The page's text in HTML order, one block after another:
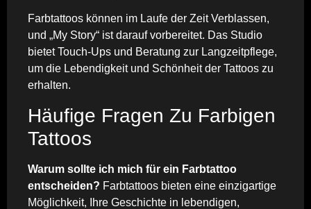
Farbtattoos können im Laufe der Zeit Verblassen,
und „My Story“ ist darauf vorbereitet. Das Studio
bietet Touch-Ups und Beratung zur Langzeitpflege,
um die Lebendigkeit und Schönheit der Tattoos zu
erhalten.
Häufige Fragen Zu Farbigen
Tattoos
Warum sollte ich mich für ein Farbtattoo
entscheiden? Farbtattoos bieten eine einzigartige
Möglichkeit, Ihre Geschichte in lebendigen,